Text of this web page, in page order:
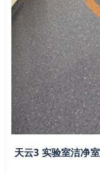
天云3 实验室洁净